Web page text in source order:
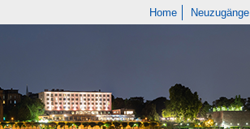
Home Neuzugänge